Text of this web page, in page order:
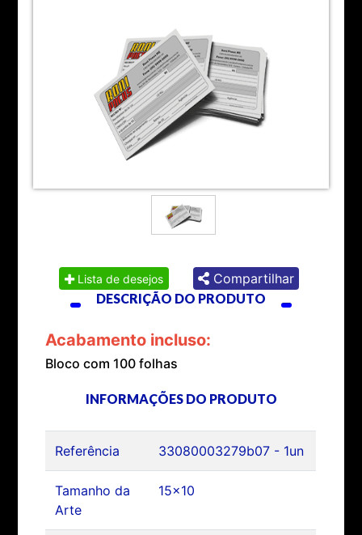
Lista de desejos Compartilhar
DESCRIÇÃO DO PRODUTO
Acabamento incluso:
Bloco com 100 folhas
INFORMAÇÕES DO PRODUTO
Referência 33080003279b07 - 1un
Tamanho da
Arte
15x10